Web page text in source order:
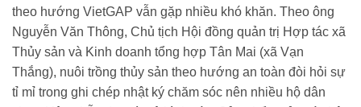
theo hướng VietGAP vẫn gặp nhiều khó khăn. Theo ông
Nguyễn Văn Thông, Chủ tịch Hội đồng quản trị Hợp tác xã
Thủy sản và Kinh doanh tổng hợp Tân Mai (xã Vạn
Thắng), nuôi trồng thủy sản theo hướng an toàn đòi hỏi sự
tỉ mỉ trong ghi chép nhật ký chăm sóc nên nhiều hộ dân